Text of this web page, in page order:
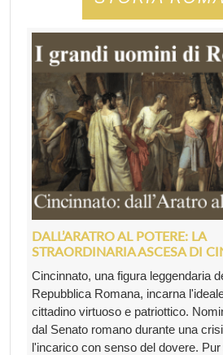
DALL’ARATRO AL POTERE: LA
STRAORDINARIA ASCESA DI
Cincinnato, una figura leggendaria
Repubblica Romana, incarna
cittadino virtuoso e patriottico.
dal Senato romano durante una
l'incarico con senso del dovere.